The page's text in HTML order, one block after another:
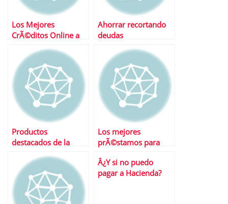
Los Mejores
CrÃ©ditos Online a
Ahorrar recortando
deudas
Productos
destacados de la
Los mejores
prÃ©stamos para
Â¿Y si no puedo
pagar a Hacienda?